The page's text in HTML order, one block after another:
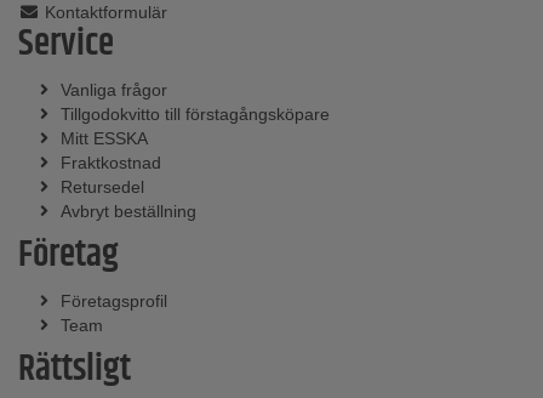
Kontaktformulär
Service
Vanliga frågor
Tillgodokvitto till förstagångsköpare
Mitt ESSKA
Fraktkostnad
Retursedel
Avbryt beställning
Företag
Företagsprofil
Team
Rättsligt